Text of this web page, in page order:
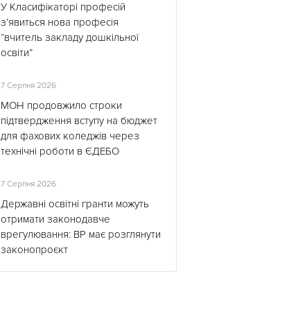
У Класифікаторі професій
з’явиться нова професія
“вчитель закладу дошкільної
освіти”
7 Серпня 2026
МОН продовжило строки
підтвердження вступу на бюджет
для фахових коледжів через
технічні роботи в ЄДЕБО
7 Серпня 2026
Державні освітні гранти можуть
отримати законодавче
врегулювання: ВР має розглянути
законопроєкт